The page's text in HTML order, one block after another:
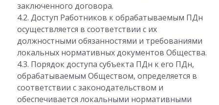
заключенного договора.
4.2. Доступ Работников к обрабатываемым ПДн
осуществляется в соответствии с их
должностными обязанностями и требованиями
локальных нормативных документов Общества.
4.3. Порядок доступа субъекта ПДн к его ПДн,
обрабатываемым Обществом, определяется в
соответствии с законодательством и
обеспечивается локальными нормативными